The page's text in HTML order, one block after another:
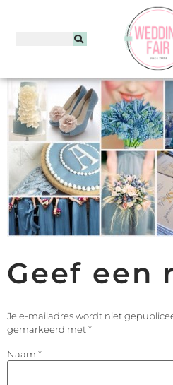
Geef een
Je e-mailadres wordt niet
gemarkeerd met*
Naam *